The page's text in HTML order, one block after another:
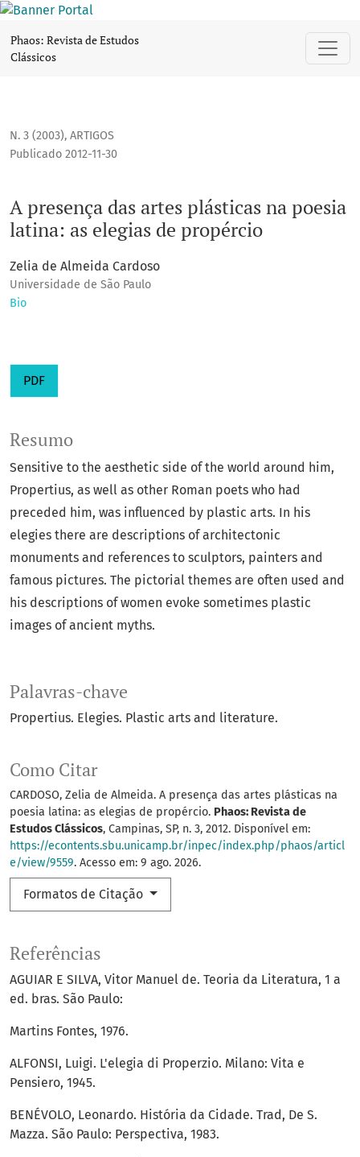
Phaos: Revista de Estudos
Clássicos
N. 3 (2003), ARTIGOS
A presença das artes plásticas na poesia
latina: as elegias de propércio
Publicado 2012-11-30
Zelia de Almeida Cardoso
Universidade de São Paulo
Bio
PDF
Palavras-chave
Propertius. Elegies. Plastic arts and literature.
Como Citar
CARDOSO, Zelia de Almeida. A presença das artes plásticas na
poesia latina: as elegias de propércio. Phaos: Revista de
Estudos Clássicos, Campinas, SP, n. 3, 2012. Disponível em:
https://econtents.sbu.unicamp.br/inpec/index.php/phaos/articl
e/view/9559. Acesso em: 9 ago. 2026.
Formatos de Citação
Resumo
Sensitive to the aesthetic side of the world around him,
Propertius, as well as other Roman poets who had
preceded him, was influenced by plastic arts. In his
elegies there are descriptions of architectonic
monuments and references to sculptors, painters and
famous pictures. The pictorial themes are often used and
his descriptions of women evoke sometimes plastic
images of ancient myths.
Referências
AGUIAR E SILVA, Vitor Manuel de. Teoria da Literatura, 1 a
ed. bras. São Paulo:
Martins Fontes, 1976.
ALFONSI, Luigi. L'elegia di Properzio. Milano: Vita e
Pensiero, 1945.
BENÉVOLO, Leonardo. História da Cidade. Trad, De S.
Mazza. São Paulo: Perspectiva, 1983.